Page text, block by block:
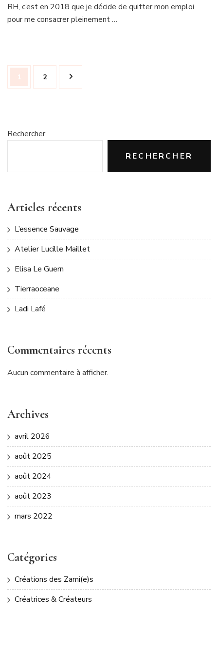
RH, c’est en 2018 que je décide de quitter mon emploi
pour me consacrer pleinement …
Pagination
desPage
1 Page
2
Rechercher
RECHERCHER
Articles récents
L’essence Sauvage
Atelier Lucille Maillet
Elisa Le Guern
Tierraoceane
Ladi Lafé
Commentaires récents
Aucun commentaire à afficher.
Archives
avril 2026
août 2025
août 2024
août 2023
mars 2022
Catégories
Créations des Zami(e)s
Créatrices & Créateurs